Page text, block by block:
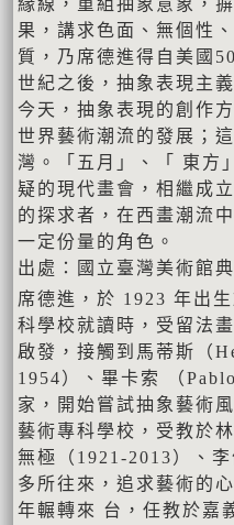
果，講求色面、無個性
質，乃席德進得自美國
世紀之後，抽象表現主
今天，抽象表現的創作
世界藝術潮流的發展；
灣。「五月」、「 東方
疑的現代畫會，相繼成
的探求者，在西畫潮流
一定份量的角色。
出處：國立臺灣美術館
席德進，於 1923 年出
科學校就讀時，受留法
啟發，接觸到⾺蒂斯（
1954）、畢卡索 （
家，開始嘗試抽象藝術
藝術專科學校，受教於
無極（1921-2013）、
多所往來，追求藝術的
年輾轉來 台，任教於嘉